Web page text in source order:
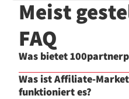
Meist
FAQ
Was bietet
Was ist Affiliate-
funktioniert es?